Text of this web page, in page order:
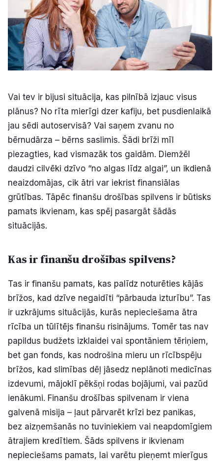
Bizness
Video
Vieta
Sludinājumi
Pasākumi
Reklāma
Politiskā reklāma
Facebook Instagram YouTube
E-avīze Abonē
Vai tev ir bijusi situācija, kas pilnībā izjauc visus
plānus? No rīta mierīgi dzer kafiju, bet pusdienlaikā
jau sēdi autoservisā? Vai saņem zvanu no
bērnudārza – bērns saslimis. Šādi brīži mīl
piezagties, kad vismazāk tos gaidām. Diemžēl
daudzi cilvēki dzīvo “no algas līdz algai”, un ikdienā
neaizdomājas, cik ātri var iekrist finansiālas
grūtības. Tāpēc finanšu drošības spilvens ir būtisks
pamats ikvienam, kas spēj pasargāt šādās
situācijās.
Kas ir finanšu drošības spilvens?
Tas ir finanšu pamats, kas palīdz noturēties kājās
brīžos, kad dzīve negaidīti “pārbauda izturību”. Tas
ir uzkrājums situācijās, kurās nepieciešama ātra
rīcība un tūlītējs finanšu risinājums. Tomēr tas nav
papildus budžets izklaidei vai spontāniem tēriņiem,
bet gan fonds, kas nodrošina mieru un rīcībspēju
brīžos, kad slimības dēļ jāsedz neplānoti medicīnas
izdevumi, mājoklī pēkšņi rodas bojājumi, vai pazūd
ienākumi. Finanšu drošības spilvenam ir viena
galvenā misija – ļaut pārvarēt krīzi bez panikas,
bez aizņemšanās no tuviniekiem vai neapdomīgiem
ātrajiem kredītiem. Šāds spilvens ir ikvienam
nepieciešams pamats, lai varētu pieņemt mierīgus